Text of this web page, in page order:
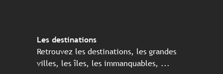
Les destinations
Retrouvez les destinations, les grandes
villes, les îles, les immanquables, ...